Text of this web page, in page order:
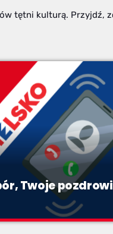
tętni kulturą. Przyjdź,
Twoje